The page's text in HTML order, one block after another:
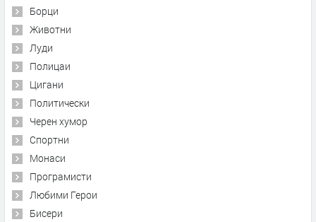
Борци
Животни
Луди
Полицаи
Цигани
Политически
Черен хумор
Спортни
Монаси
Програмисти
Любими Герои
Бисери